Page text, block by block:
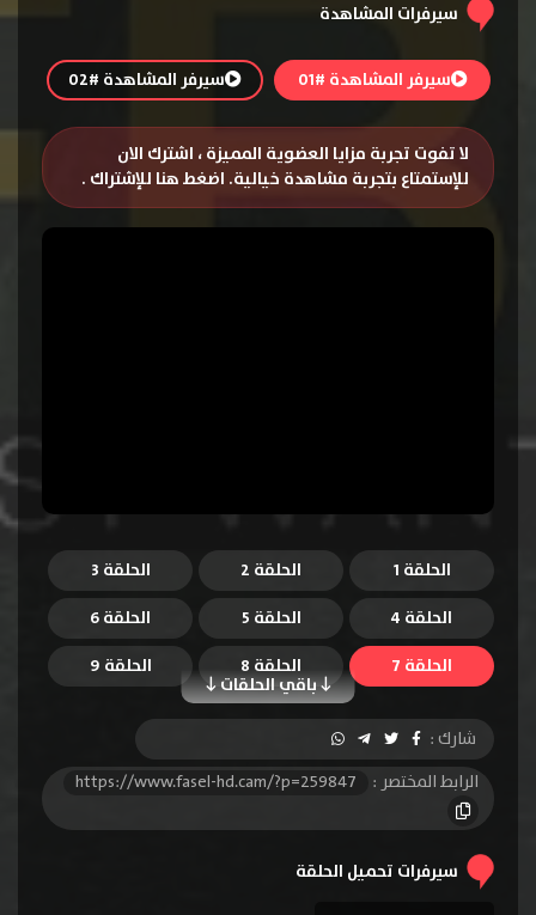
سيرفرات المشاهدة
سيرفر المشاهدة #01 سيرفر المشاهدة #02
لا تفوت تجربة مزايا العضوية المميزة ، اشترك الان
للإستمتاع بتجربة مشاهدة خيالية. اضغط هنا للإشتراك .
الحلقة 1 الحلقة 2
الحلقة 3
الحلقة 4
الحلقة 5 الحلقة 6
باقي الحلقات
الحلقة 7 الحلقة 8
الحلقة 9
الحلقة 10
الحلقة 11
الحلقة 12
الحلقة 13
الحلقة 14
الحلقة 15
شارك :
الرابط المختصر :
https://www.fasel-hd.cam/?p=259847
سيرفرات تحميل الحلقة